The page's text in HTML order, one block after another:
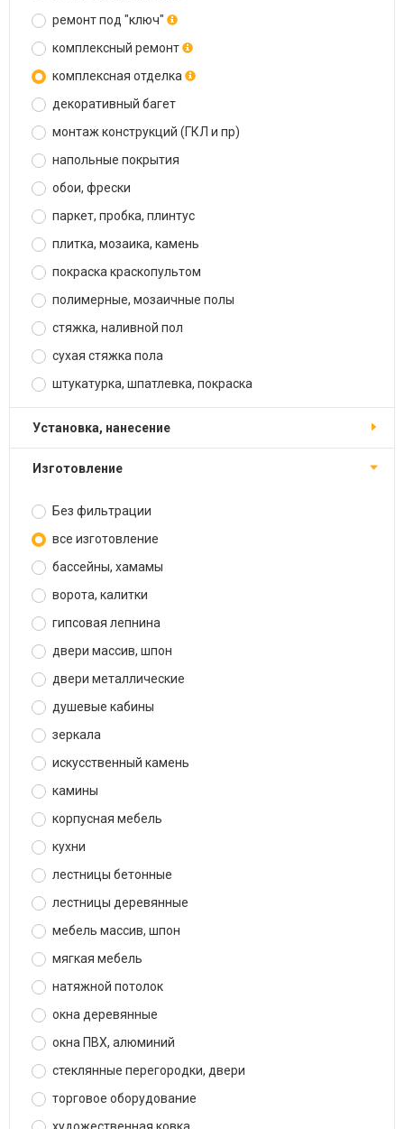
ремонт под "ключ"
комплексный ремонт
комплексная отделка
декоративный багет
монтаж конструкций (ГКЛ и пр)
напольные покрытия
обои, фрески
паркет, пробка, плинтус
плитка, мозаика, камень
покраска краскопультом
полимерные, мозаичные полы
стяжка, наливной пол
сухая стяжка пола
штукатурка, шпатлевка, покраска
установка, нанесение
изготовление
Без фильтрации
все изготовление
бассейны, хамамы
ворота, калитки
гипсовая лепнина
двери массив, шпон
двери металлические
душевые кабины
зеркала
искусственный камень
камины
корпусная мебель
кухни
лестницы бетонные
лестницы деревянные
мебель массив, шпон
мягкая мебель
натяжной потолок
окна деревянные
окна ПВХ, алюминий
стеклянные перегородки, двери
торговое оборудование